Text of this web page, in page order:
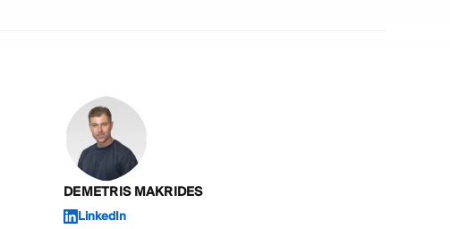
DEMETRIS MAKRIDES
LinkedIn